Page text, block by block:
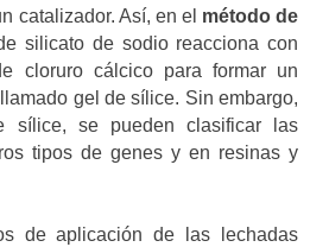
catalizador. Así, en el método de
silicato de sodio reacciona con
cloruro cálcico para formar un
gel de sílice. Sin embargo,
sílice, se pueden clasificar las
tipos de genes y en resinas y
de aplicación de las lechadas